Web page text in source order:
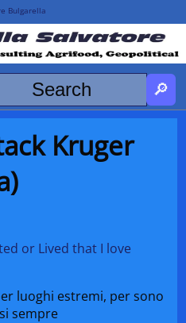
Bulgarella
Kruger
or Lived that I love
luoghi estremi, per sono
sempre